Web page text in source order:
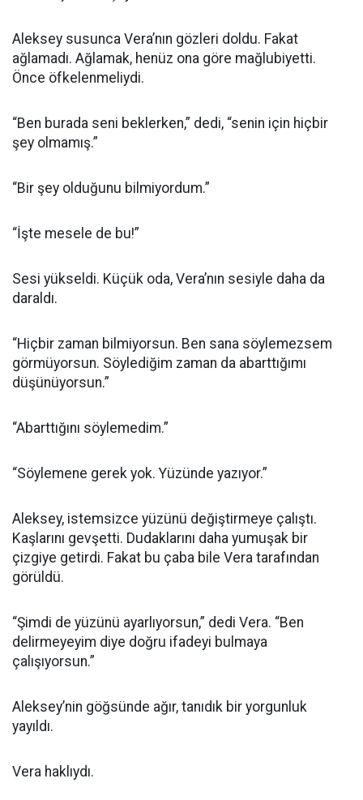
Aleksey susunca Vera’nın gözleri doldu. Fakat
ağlamadı. Ağlamak, henüz ona göre mağlubiyetti.
Önce öfkelenmeliydi.
“Ben burada seni beklerken,” dedi, “senin için hiçbir
şey olmamış.”
“Bir şey olduğunu bilmiyordum.”
“İşte mesele de bu!”
Sesi yükseldi. Küçük oda, Vera’nın sesiyle daha da
daraldı.
“Hiçbir zaman bilmiyorsun. Ben sana söylemezsem
görmüyorsun. Söylediğim zaman da abarttığımı
düşünüyorsun.”
“Abarttığını söylemedim.”
“Söylemene gerek yok. Yüzünde yazıyor.”
Aleksey, istemsizce yüzünü değiştirmeye çalıştı.
Kaşlarını gevşetti. Dudaklarını daha yumuşak bir
çizgiye getirdi. Fakat bu çaba bile Vera tarafından
görüldü.
“Şimdi de yüzünü ayarlıyorsun,” dedi Vera. “Ben
delirmeyeyim diye doğru ifadeyi bulmaya
çalışıyorsun.”
Aleksey’nin göğsünde ağır, tanıdık bir yorgunluk
yayıldı.
Vera haklıydı.